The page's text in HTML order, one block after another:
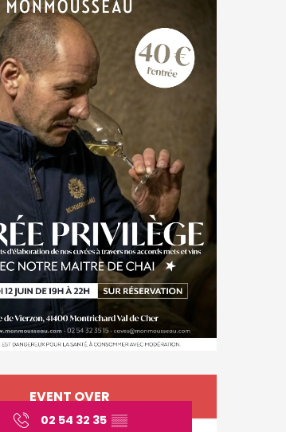
&
EVENT OVER
02 54 32 35 ▒▒